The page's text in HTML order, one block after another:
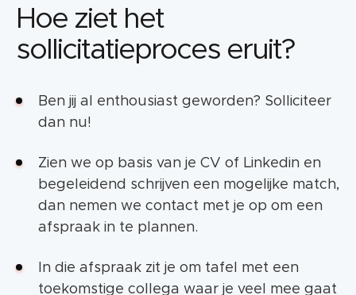
Hoe ziet het
sollicitatieproces eruit?
Ben jij al enthousiast geworden? Solliciteer
dan nu!
Zien we op basis van je CV of Linkedin en
begeleidend schrijven een mogelijke match,
dan nemen we contact met je op om een
afspraak in te plannen.
In die afspraak zit je om tafel met een
toekomstige collega waar je veel mee gaat